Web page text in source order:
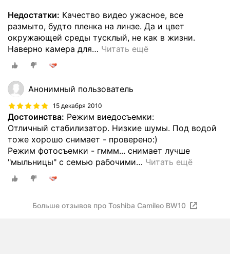
Недостатки: Качество видео ужасное, все
размыто, будто пленка на линзе. Да и цвет
окружающей среды тусклый, не как в жизни.
Наверно камера для… Читать ещё
Анонимный пользователь
15 декабря 2010
Достоинства: Режим виедосъемки:
Отличный стабилизатор. Низкие шумы. Под водой
тоже хорошо снимает - проверено:)
Режим фотосъемки - гммм... снимает лучше
"мыльницы" с семью рабочими… Читать ещё
Больше отзывов про Toshiba Camileo BW10